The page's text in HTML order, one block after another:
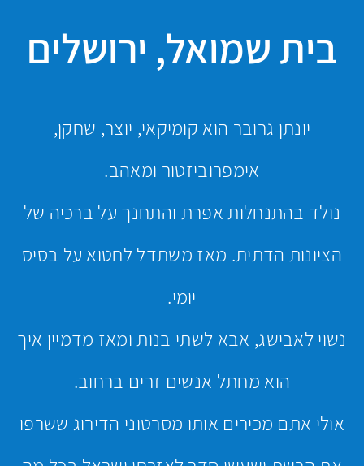
בית שמואל, ירושלים
יונתן גרובר הוא קומיקאי, יוצר, שחקן,
אימפרוביזטור ומאהב.
נולד בהתנחלות אפרת והתחנך על ברכיה של
הציונות הדתית. מאז משתדל לחטוא על בסיס
יומי.
נשוי לאבישג, אבא לשתי בנות ומאז מדמיין איך
הוא מחתל אנשים זרים ברחוב.
אולי אתם מכירים אותו מסרטוני הדירוג ששרפו